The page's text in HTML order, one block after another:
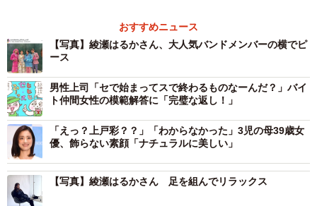
おすすめニュース
【写真】綾瀬はるかさん、大人気バンドメンバーの横でピ
ース
男性上司「セで始まってスで終わるものなーんだ？」バイ
ト仲間女性の模範解答に「完璧な返し！」
「えっ？上戸彩？？」「わからなかった」3児の母39歳女
優、飾らない素顔「ナチュラルに美しい」
【写真】綾瀬はるかさん 足を組んでリラックス